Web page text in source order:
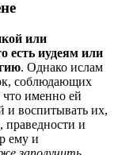
или
есть иудеям или
. Однако ислам
соблюдающих
именно ей
и воспитывать их,
праведности и
ему и